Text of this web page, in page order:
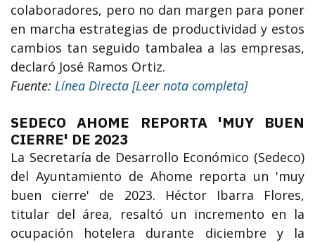
colaboradores, pero no dan margen para poner
en marcha estrategias de productividad y estos
cambios tan seguido tambalea a las empresas,
declaró José Ramos Ortiz.
Fuente: Línea Directa [Leer nota completa]
SEDECO AHOME REPORTA 'MUY BUEN
CIERRE' DE 2023
La Secretaría de Desarrollo Económico (Sedeco)
del Ayuntamiento de Ahome reporta un 'muy
buen cierre' de 2023. Héctor Ibarra Flores,
titular del área, resaltó un incremento en la
ocupación hotelera durante diciembre y la